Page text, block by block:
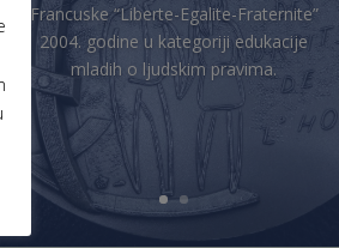
Francuske “Liberte-Egalite-Fraternite”
2004. godine u kategoriji edukacije
mladih o ljudskim pravima.